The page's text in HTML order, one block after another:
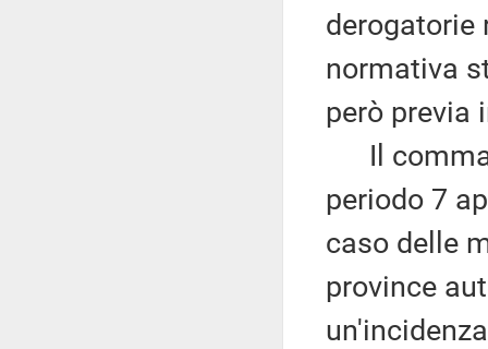
derogatorie
normativa
però previa
Il comma
periodo 7
caso delle
province